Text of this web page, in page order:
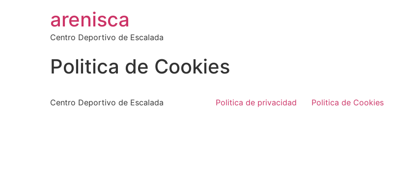
arenisca
Centro Deportivo de Escalada
Politica de Cookies
Centro Deportivo de Escalada Politica de privacidad Politica de Cookies